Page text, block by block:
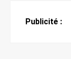
Publicité :